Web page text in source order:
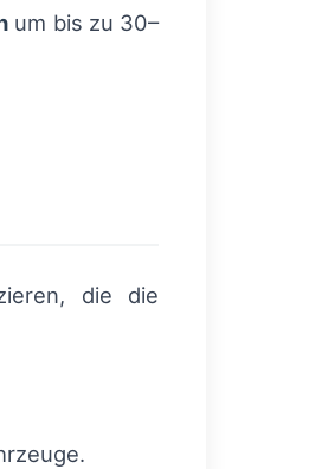
um bis zu 30–
die die